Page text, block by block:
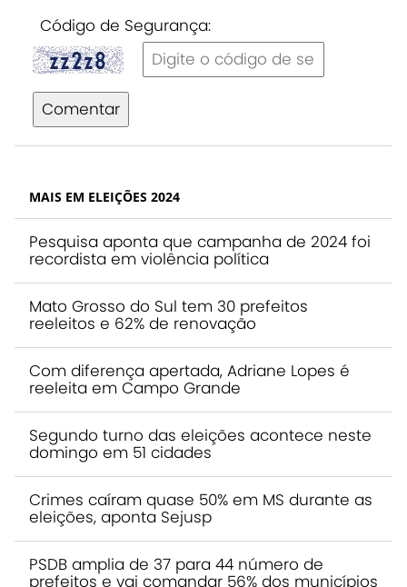
Código de Segurança:
Comentar
MAIS EM ELEIÇÕES 2024
Pesquisa aponta que campanha de 2024 foi
recordista em violência política
Mato Grosso do Sul tem 30 prefeitos
reeleitos e 62% de renovação
Com diferença apertada, Adriane Lopes é
reeleita em Campo Grande
Segundo turno das eleições acontece neste
domingo em 51 cidades
Crimes caíram quase 50% em MS durante as
eleições, aponta Sejusp
PSDB amplia de 37 para 44 número de
prefeitos e vai comandar 56% dos municípios